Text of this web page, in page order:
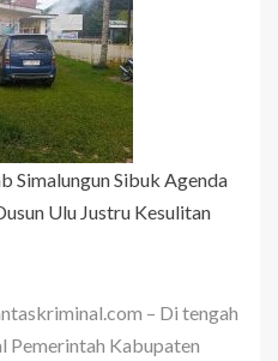
Simalungun Sibuk Agenda
Ulu Justru Kesulitan
– Di tengah
Pemerintah Kabupaten